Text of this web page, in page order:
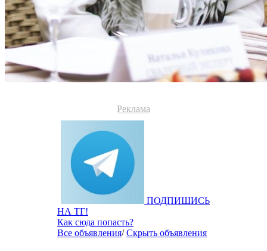
Реклама
ПОДПИШИСЬ
НА ТГ!
Как сюда попасть?
Все объявления/Скрыть объявления